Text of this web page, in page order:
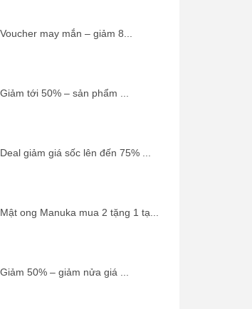
Voucher may mắn – giảm 8...
Giảm tới 50% – sản phẩm ...
Deal giảm giá sốc lên đến 75% ...
Mật ong Manuka mua 2 tặng 1 tạ...
Giảm 50% – giảm nửa giá ...